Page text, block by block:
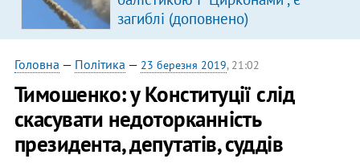
загиблі (доповнено)
Головна — Політика — 23 березня 2019, 21:02
Тимошенко: у Конституції слід
скасувати недоторканність
президента, депутатів, суддів